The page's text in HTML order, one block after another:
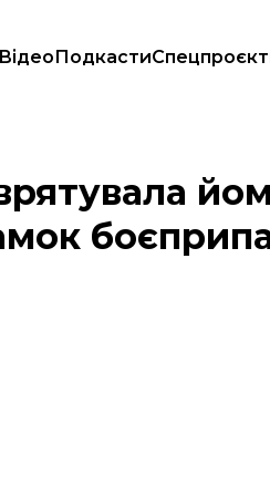
ВідеоПодкасти
уламок боєприпасу